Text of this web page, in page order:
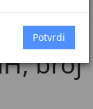
broj